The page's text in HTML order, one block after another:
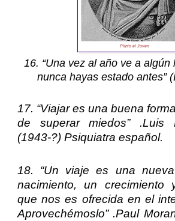
Plinio el Joven
16. “Una vez al año ve a algún
nunca hayas estado antes”
17. “Viajar es una buena
de superar miedos” .Luis
(1943-?) Psiquiatra español.
18. “Un viaje es una
nacimiento, un crecimiento
que nos es ofrecida en el
Aprovechémoslo” .Paul